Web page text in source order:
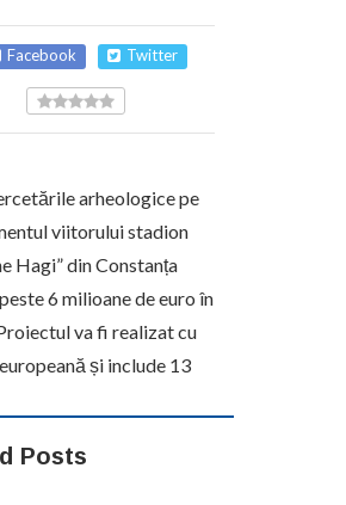
Facebook Twitter
arheologice pe
viitorului stadion
Hagi” din Constanța
6 milioane de euro în
va fi realizat cu
și include 13
Posts